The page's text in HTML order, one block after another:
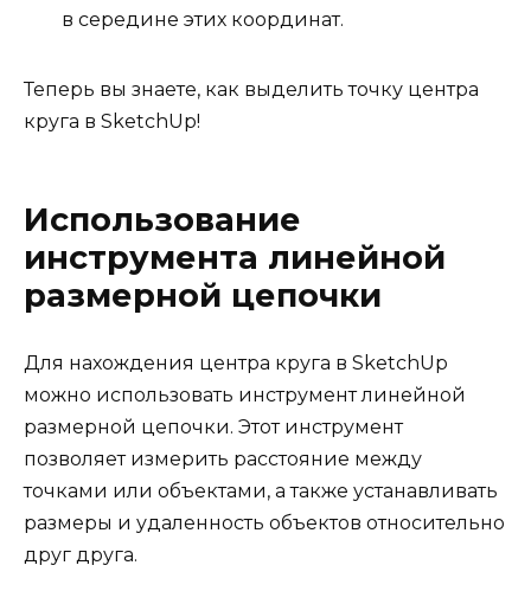
в середине этих координат.
Теперь вы знаете, как выделить точку центра
круга в SketchUp!
Использование
инструмента линейной
размерной цепочки
Для нахождения центра круга в SketchUp
можно использовать инструмент линейной
размерной цепочки. Этот инструмент
позволяет измерить расстояние между
точками или объектами, а также устанавливать
размеры и удаленность объектов относительно
друг друга.